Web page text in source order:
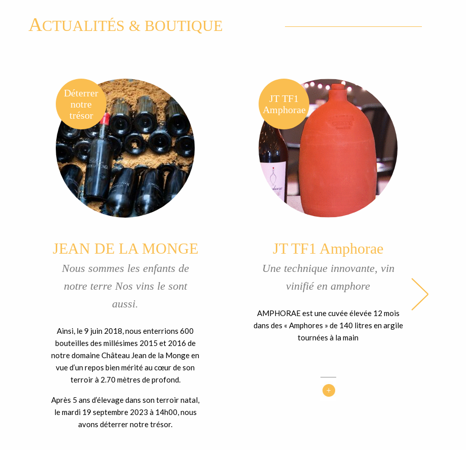
ACTUALITÉS & BOUTIQUE
Déterrer
notre
trésor
JEAN DE LA MONGE
Nous sommes les enfants de
notre terre Nos vins le sont
aussi.
Ainsi, le 9 juin 2018, nous enterrions 600
bouteilles des millésimes 2015 et 2016 de
notre domaine Château Jean de la Monge en
vue d’un repos bien mérité au cœur de son
terroir à 2.70 mètres de profond.
Après 5 ans d’élevage dans son terroir natal,
le mardi 19 septembre 2023 à 14h00, nous
avons déterrer notre trésor.
JT TF1
Amphorae
JT TF1 Amphorae
Une technique innovante, vin
vinifié en amphore
AMPHORAE est une cuvée élevée 12 mois
dans des « Amphores » de 140 litres en argile
tournées à la main